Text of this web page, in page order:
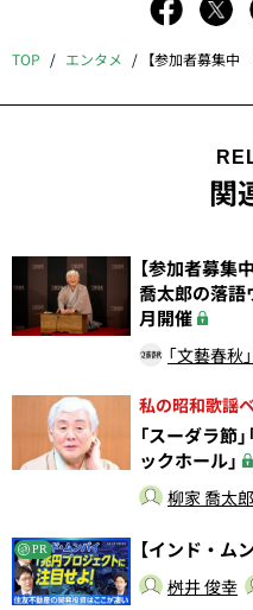
TOP エンタメ 【参加者募集中 第４回文藝春秋 講座】文春落語 喬
関
【参加者募
喬太郎の落語
月開催
「文藝春秋
私の昭和歌謡
「スーダラ節
ックホール」
柳家 喬太郎
PR 【インド・ム
桝井 俊幸